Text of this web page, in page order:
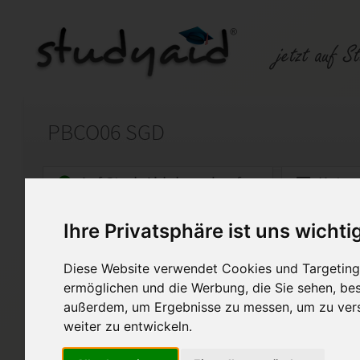
Ihre Privatsphäre ist uns
Diese Website verwendet Cookies und
ermöglichen und die Werbung, die Sie sehen,
außerdem, um Ergebnisse zu messen, um zu
weiter zu entwickeln.
PBCO06 SGD
Auf StudyAid.de verkaufen
Startseite Psychologie
Arbeit mit Glaubenssätzen
Aufgabenstellung Button
Ich biete Ihnen zum
Einsendeaufgaben.